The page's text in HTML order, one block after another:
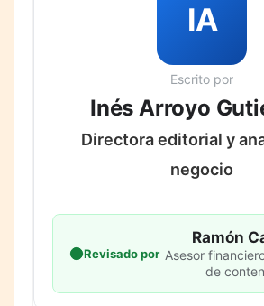
IA
Escrito por
Inés Arroyo
Directora editorial y
negocio
Revisado por
Ramón
Asesor
de